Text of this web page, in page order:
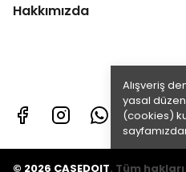
Alışveriş
yasal
(cookies)
Hakkımızda
© 2026 CASEDOIT. Tüm hakları